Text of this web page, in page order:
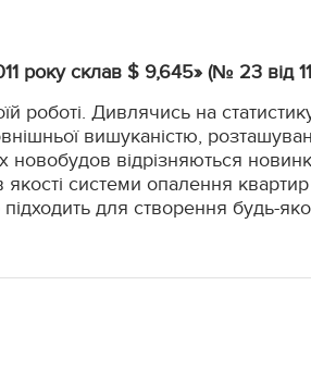
року склав $ 9,645» (№ 23 від
роботі. Дивлячись на
вишуканістю,
новобудов відрізняються
системи опалення квартир
для створення будь-